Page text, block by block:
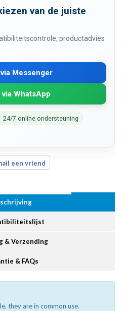
van de juiste
productadvies
Messenger
via WhatsApp
24/7 online ondersteuning
een vriend
& Verzending
& FAQs
they are in common use.